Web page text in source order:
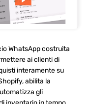
WhatsApp costruita
ai clienti di
interamente su
abilita la
gli